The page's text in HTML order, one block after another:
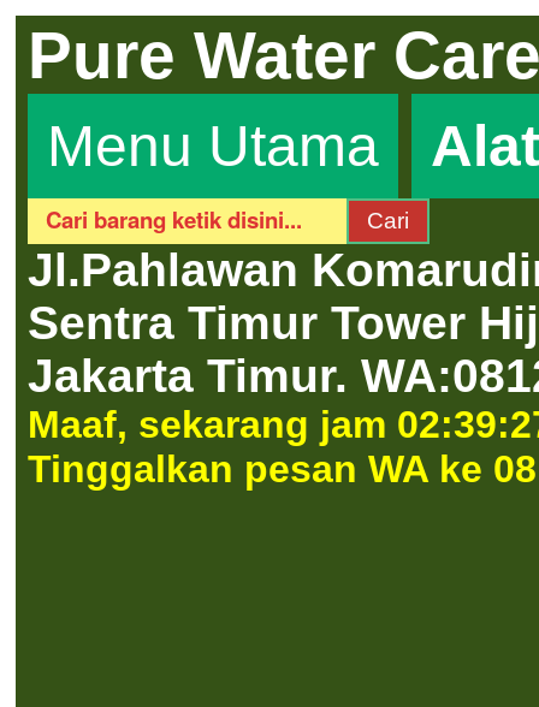
Pure Water
Menu Utama
Jl.Pahlawan
Sentra Timur Tower
Jakarta Timur.
Maaf, sekarang jam
Tinggalkan pesan WA ke